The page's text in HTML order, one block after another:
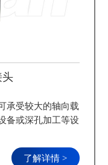
头
承受较大的轴向载
备或深孔加工等设
了解详情 >